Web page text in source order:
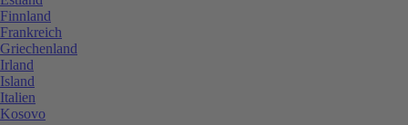
Finnland
Frankreich
Griechenland
Irland
Island
Italien
Kosovo